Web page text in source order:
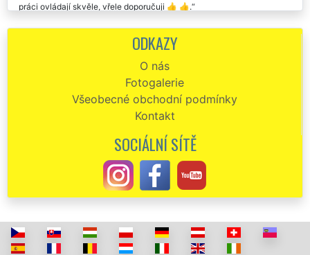
práci ovládají skvěle, vřele doporučuji 👍 👍.
Stěhovací firma EXTRA STĚHOVÁNÍ byla velmi profesionální při
stěhování našeho bytu v Pelhřimově, se službami jsme byli velice
Stěhování bytu do Pelhřimova. Naprostá spokojenost. O vše se
postarali, neměli jsme s ničím žádné starosti. Chtěl bych pánům touto
cestou poděkovat. Určitě doporučuji využívat tuto společnost EXTRA
Doporučila jsem tyto stěhováky svým klientům. Kluci jsou makáči.
ani rozkoukat a naši klienti byli kompletně přestěhováni. Stěhováci
byli velmi ochotní, ohleduplní a milí. S cenou naprostá spokojenost, co
se domluvilo, to také platilo. Kluky budu rozhodně dál doporučovat.
často nevidí, natož když jsem zjistila, že je to celkem velká
nadnárodní franchisová společnost EXTRA SLUŽBY. Většinou je u
ODKAZY
O nás
Fotogalerie
Všeobecné obchodní podmínky
Kontakt
SOCIÁLNÍ SÍTĚ